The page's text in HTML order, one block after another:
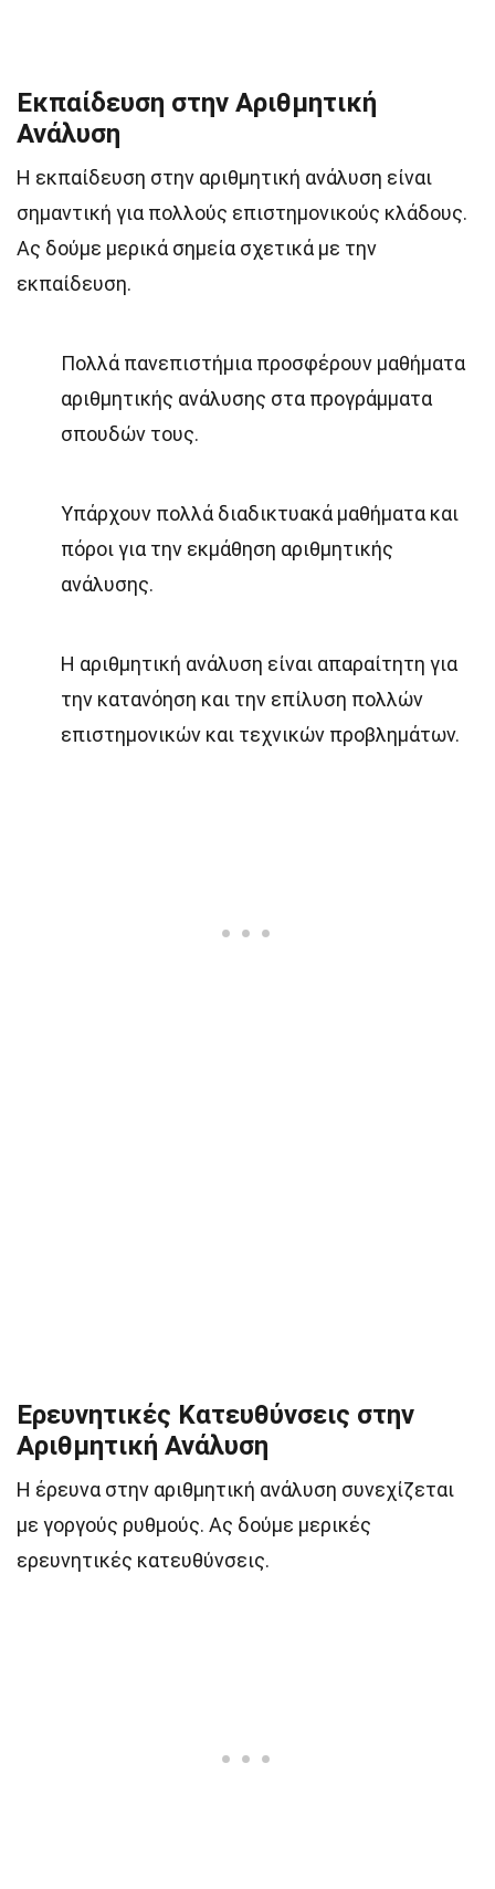
Εκπαίδευση στην Αριθμητική
Ανάλυση
Η εκπαίδευση στην αριθμητική ανάλυση είναι
σημαντική για πολλούς επιστημονικούς κλάδους.
Ας δούμε μερικά σημεία σχετικά με την
εκπαίδευση.
Πολλά πανεπιστήμια προσφέρουν μαθήματα
αριθμητικής ανάλυσης στα προγράμματα
σπουδών τους.
Υπάρχουν πολλά διαδικτυακά μαθήματα και
πόροι για την εκμάθηση αριθμητικής
ανάλυσης.
Η αριθμητική ανάλυση είναι απαραίτητη για
την κατανόηση και την επίλυση πολλών
επιστημονικών και τεχνικών προβλημάτων.
Ερευνητικές Κατευθύνσεις στην
Αριθμητική Ανάλυση
Η έρευνα στην αριθμητική ανάλυση συνεχίζεται
με γοργούς ρυθμούς. Ας δούμε μερικές
ερευνητικές κατευθύνσεις.